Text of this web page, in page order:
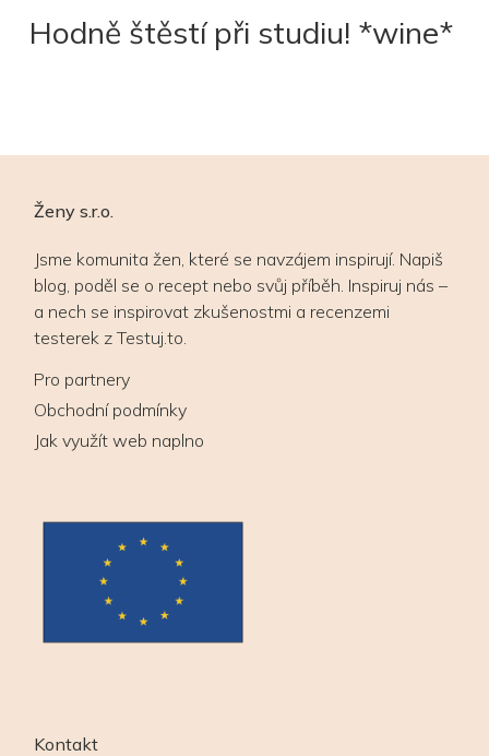
Hodně štěstí při studiu! *wine*
Ženy s.r.o.
Jsme komunita žen, které se navzájem inspirují. Napiš
blog, poděl se o recept nebo svůj příběh. Inspiruj nás –
a nech se inspirovat zkušenostmi a recenzemi
testerek z Testuj.to.
Pro partnery
Obchodní podmínky
Jak využít web naplno
Kontakt